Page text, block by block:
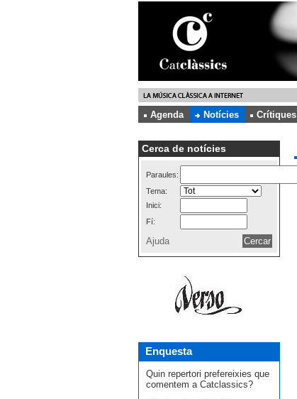
Agenda
Notícies Crítiques
Cerca de notícies
Paraules:
Tema:
Inici:
Fí:
Ajuda
Enquesta
Quin repertori prefereixies que
comentem a Catclassics?